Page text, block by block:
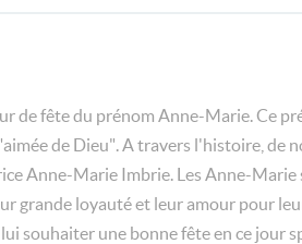
de fête du prénom Anne-Marie. Ce
de Dieu". A travers l'histoire, de
Anne-Marie Imbrie. Les Anne-
grande loyauté et leur amour pour
souhaiter une bonne fête en ce jour